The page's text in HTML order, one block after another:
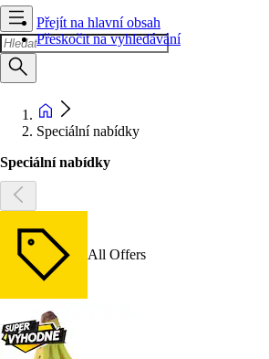
Přejít na hlavní obsah
Přeskočit na vyhledávání
Speciální nabídky
Speciální nabídky
All Offers